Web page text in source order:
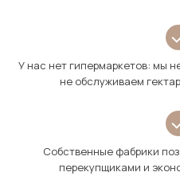
У нас нет гипермаркетов: мы
не обслуживаем
Собственные фабрики
перекупщиками и